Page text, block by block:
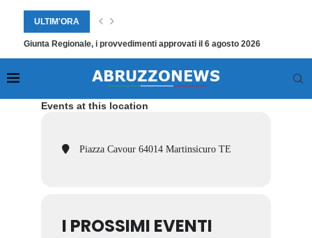
ULTIM'ORA
Giunta Regionale, i provvedimenti approvati il 6 agosto 2026
Events at this location
Piazza Cavour 64014 Martinsicuro TE
I PROSSIMI EVENTI